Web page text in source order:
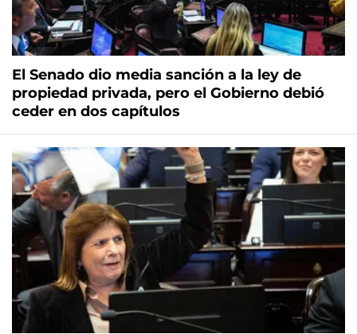
El Senado dio media sanción a la ley de
propiedad privada, pero el Gobierno debió
ceder en dos capítulos